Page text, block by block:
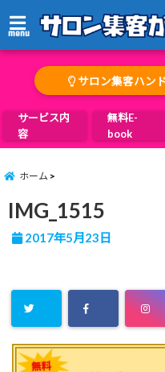
menu
サロン集客ハン
サービス内
容
無料E-
book
ホーム
IMG_1515
2017年5月23日